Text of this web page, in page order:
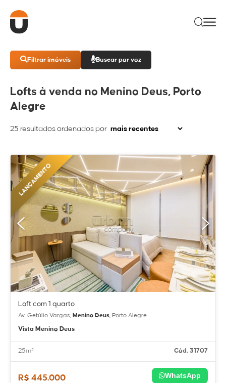
Filtrar imóveis Buscar por voz
Lofts à venda no Menino Deus, Porto
Alegre
25 resultados ordenados por
LANÇAMENTO
Loft com 1 quarto
Av. Getúlio Vargas, Menino Deus, Porto Alegre
Vista Menino Deus
25m² Cód. 31707
R$ 445.000 WhatsApp